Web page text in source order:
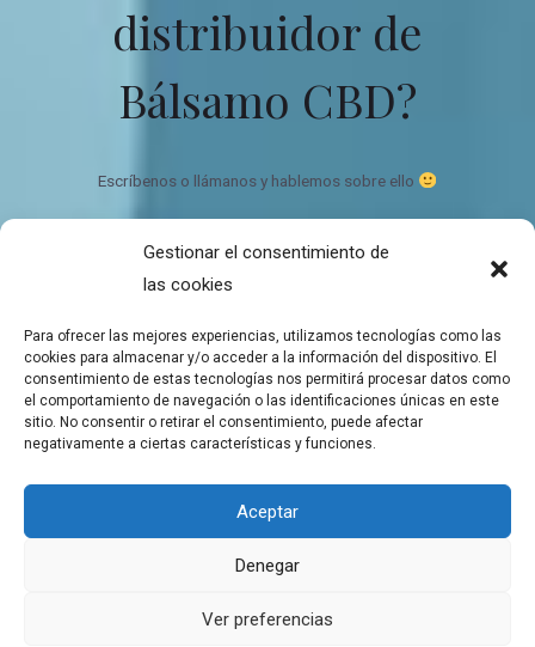
Gestionar el consentimiento de
las cookies
Para ofrecer las mejores experiencias, utilizamos tecnologías como las
cookies para almacenar y/o acceder a la información del dispositivo. El
consentimiento de estas tecnologías nos permitirá procesar datos como
el comportamiento de navegación o las identificaciones únicas en este
sitio. No consentir o retirar el consentimiento, puede afectar
negativamente a ciertas características y funciones.
Aceptar
Denegar
Ver preferencias
distribuidor de
Bálsamo CBD?
Escríbenos o llámanos y hablemos sobre ello
Bálsamo de CBD Ecológico y orgánico
Quien somos
Mapa del sitio
Balsamos de CBD a domicilio
Aviso Legal
Política de cookies